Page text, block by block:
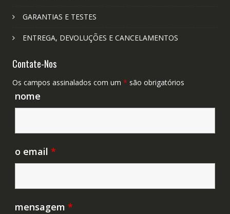
GARANTIAS E TESTES
ENTREGA, DEVOLUÇÕES E CANCELAMENTOS
Contate-Nos
Os campos assinalados com um * são obrigatórios
nome
o email *
mensagem *